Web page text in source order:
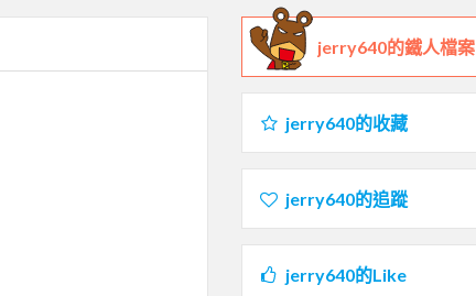
jerry640的鐵人檔案
jerry640的收藏
jerry640的追蹤
jerry640的Like